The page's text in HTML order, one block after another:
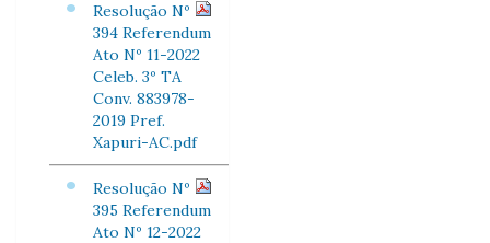
Resolução Nº
394 Referendum
Ato Nº 11-2022
Celeb. 3º TA
Conv. 883978-
2019 Pref.
Xapuri-AC.pdf
Resolução Nº
395 Referendum
Ato Nº 12-2022